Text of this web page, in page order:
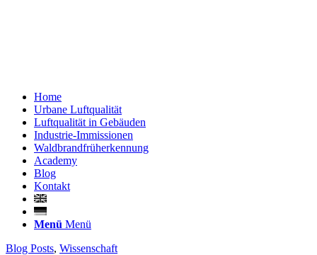
Home
Urbane Luftqualität
Luftqualität in Gebäuden
Industrie-Immissionen
Waldbrandfrüherkennung
Academy
Blog
Kontakt
Menü Menü
Blog Posts, Wissenschaft